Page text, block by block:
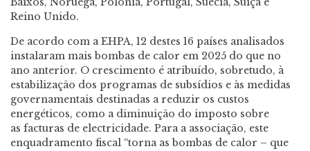
Reino Unido.
De acordo com a EHPA, 12 destes 16 países analisados
instalaram mais bombas de calor em 2025 do que no
ano anterior. O crescimento é atribuído, sobretudo, à
estabilização dos programas de subsídios e às medidas
governamentais destinadas a reduzir os custos
energéticos, como a diminuição do imposto sobre
as facturas de electricidade. Para a associação, este
enquadramento fiscal “torna as bombas de calor – que